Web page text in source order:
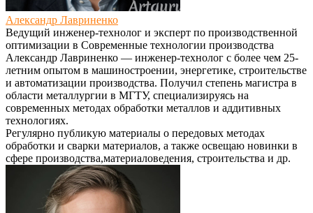
Александр Лавриненко
Ведущий инженер-технолог и эксперт по производственной
оптимизации в Современные технологии производства
Александр Лавриненко — инженер-технолог с более чем 25-
летним опытом в машиностроении, энергетике, строительстве
и автоматизации производства. Получил степень магистра в
области металлургии в МГТУ, специализируясь на
современных методах обработки металлов и аддитивных
технологиях.
Регулярно публикую материалы о передовых методах
обработки и сварки материалов, а также освещаю новинки в
сфере производства,материаловедения, строительства и др.